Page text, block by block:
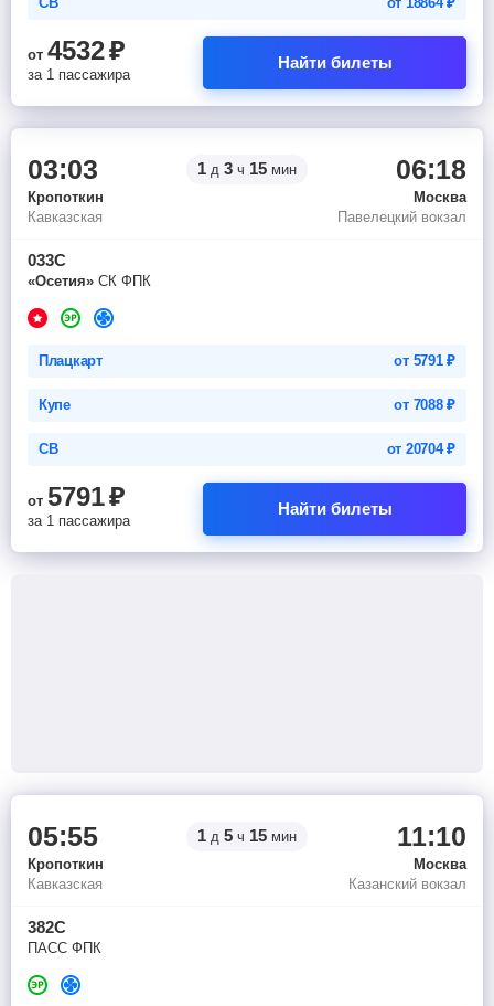
от 4532₽
за 1 пассажира
Найти билеты
03:03 1 д 3 ч 15 мин 06:18
Кропоткин
Москва
Кавказская
Павелецкий вокзал
033С
«Осетия» СК ФПК
Плацкарт от 5791₽
Купе от 7088₽
СВ от 20704₽
от 5791₽
за 1 пассажира
Найти билеты
05:55 1 д 5 ч 15 мин 11:10
Кропоткин
Москва
Кавказская
Казанский вокзал
382С
ПАСС ФПК